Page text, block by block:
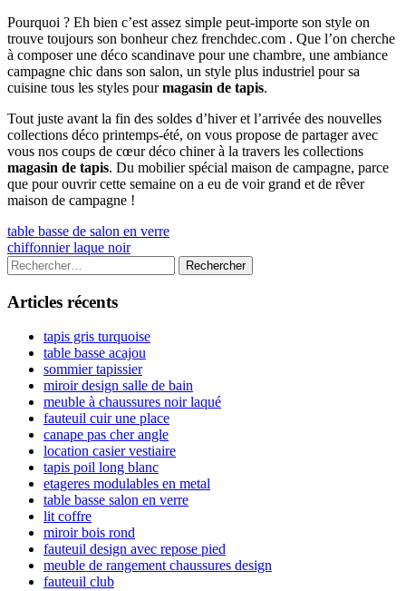
Pourquoi ? Eh bien c’est assez simple peut-importe son style on
trouve toujours son bonheur chez frenchdec.com . Que l’on cherche
à composer une déco scandinave pour une chambre, une ambiance
campagne chic dans son salon, un style plus industriel pour sa
cuisine tous les styles pourmagasin de tapis.
Tout juste avant la fin des soldes d’hiver et l’arrivée des nouvelles
collections déco printemps-été, on vous propose de partager avec
vous nos coups de cœur déco chiner à la travers les collections
magasin de tapis. Du mobilier spécial maison de campagne, parce
que pour ouvrir cette semaine on a eu de voir grand et de rêver
maison de campagne !
Navigation
de
l’article
Previous
article:
table basse de salon en verre
Next
article:
chiffonnier laque noir
Colonne
latérale
principale
Rechercher :
Articles récents
tapis gris turquoise
table basse acajou
sommier tapissier
miroir design salle de bain
meuble à chaussures noir laqué
fauteuil cuir une place
canape pas cher angle
location casier vestiaire
tapis poil long blanc
etageres modulables en metal
table basse salon en verre
lit coffre
miroir bois rond
fauteuil design avec repose pied
meuble de rangement chaussures design
fauteuil club